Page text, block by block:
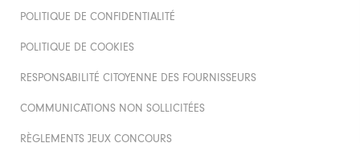
POLITIQUE DE CONFIDENTIALITÉ
POLITIQUE DE COOKIES
RESPONSABILITÉ CITOYENNE DES FOURNISSEURS
COMMUNICATIONS NON SOLLICITÉES
RÈGLEMENTS JEUX CONCOURS